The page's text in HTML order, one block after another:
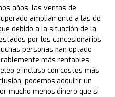
años, las ventas de
ampliamente a las de
debido a la situación de la
por los concesionarios
personas han optado
más rentables,
e incluso con costes más
podemos adquirir un
mucho menos dinero que si